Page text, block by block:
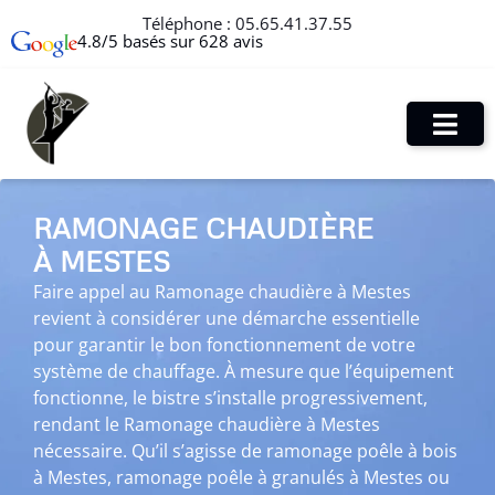
Téléphone : 05.65.41.37.55
4.8/5 basés sur 628 avis
RAMONAGE CHAUDIÈRE
À MESTES
Faire appel au Ramonage chaudière à Mestes
revient à considérer une démarche essentielle
pour garantir le bon fonctionnement de votre
système de chauffage. À mesure que l’équipement
fonctionne, le bistre s’installe progressivement,
rendant le Ramonage chaudière à Mestes
nécessaire. Qu’il s’agisse de ramonage poêle à bois
à Mestes, ramonage poêle à granulés à Mestes ou